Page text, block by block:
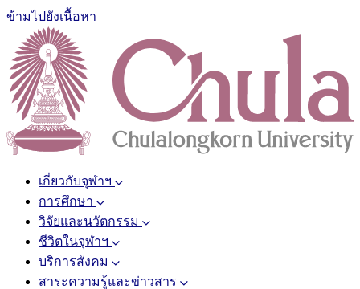
ข้ามไปยังเนื้อหา
เกี่ยวกับจุฬาฯ
การศึกษา
วิจัยและนวัตกรรม
ชีวิตในจุฬาฯ
บริการสังคม
สาระความรู้และข่าวสาร